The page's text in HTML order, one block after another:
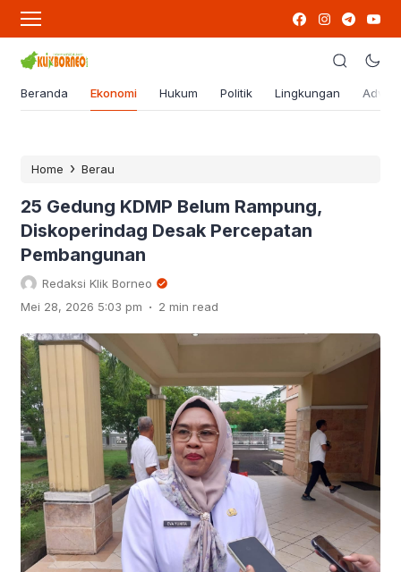
Beranda Ekonomi Hukum Politik Lingkungan
Home › Berau
25 Gedung KDMP Belum Rampung,
Diskoperindag Desak Percepatan
Pembangunan
Redaksi Klik Borneo
Mei 28, 2026 5:03 pm . 2 min read